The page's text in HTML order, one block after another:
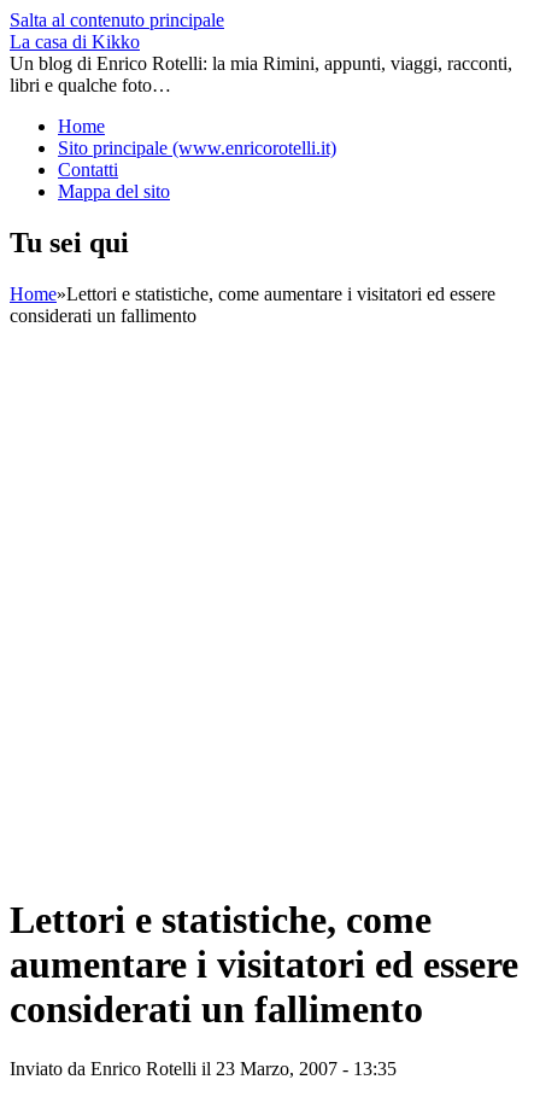
Salta al contenuto principale
La casa di Kikko
Un blog di Enrico Rotelli: la mia Rimini, appunti, viaggi, racconti,
libri e qualche foto…
Home
Sito principale (www.enricorotelli.it)
Contatti
Mappa del sito
Tu sei qui
Home»Lettori e statistiche, come aumentare i visitatori ed essere
considerati un fallimento
Lettori e statistiche, come
aumentare i visitatori ed essere
considerati un fallimento
Inviato da Enrico Rotelli il 23 Marzo, 2007 - 13:35